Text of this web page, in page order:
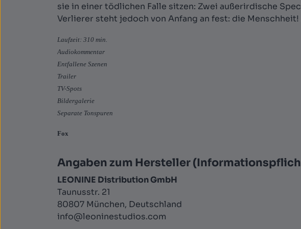
sie in einer tödlichen Falle sitzen: Zwei außerirdische
Verlierer steht jedoch von Anfang an fest: die Menschheit!
Laufzeit: 310 min.
Audiokommentar
Entfallene Szenen
Trailer
TV-Spots
Bildergalerie
Separate Tonspuren
Fox
Angaben zum Hersteller
LEONINE Distribution GmbH
Taunusstr. 21
80807 München, Deutschland
info@leoninestudios.com